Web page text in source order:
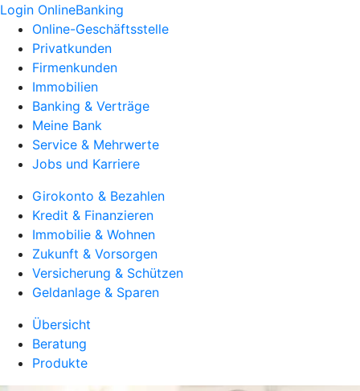
Login OnlineBanking
Online-Geschäftsstelle
Privatkunden
Firmenkunden
Immobilien
Banking & Verträge
Meine Bank
Service & Mehrwerte
Jobs und Karriere
Girokonto & Bezahlen
Kredit & Finanzieren
Immobilie & Wohnen
Zukunft & Vorsorgen
Versicherung & Schützen
Geldanlage & Sparen
Übersicht
Beratung
Produkte